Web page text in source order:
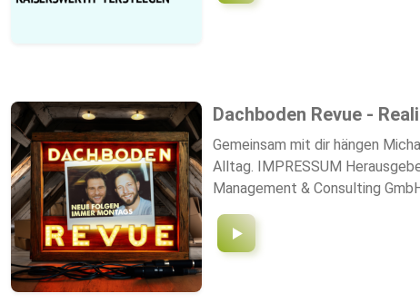
Dachboden Revue -
Gemeinsam mit dir hängen
Alltag. IMPRESSUM
Management & Consulting
Telefon: +49 (0) 2 21 – 77 87
43 40025 Düsse